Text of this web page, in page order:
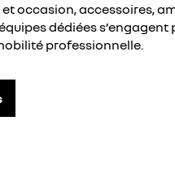
et occasion, accessoires,
dédiées
professionnelle.